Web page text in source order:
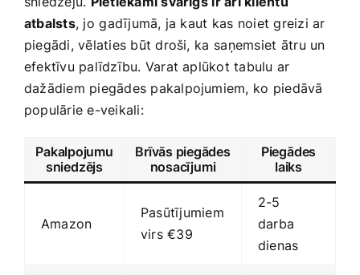
atbalsts, jo ⁣gadījumā, ja‍ kaut⁣ kas noiet greizi ar
piegādi, vēlaties būt droši, ⁢ka ⁤saņemsiet⁢ ātru un
efektīvu palīdzību. Varat aplūkot tabulu ar
dažādiem piegādes pakalpojumiem,⁤ ko piedāvā‌
populārie e-veikali:
Pakalpojumu
⁢sniedzējs
Brīvās piegādes
nosacījumi
Piegādes
laiks
Amazon
Pasūtījumiem
virs €39
2-5
darba
dienas